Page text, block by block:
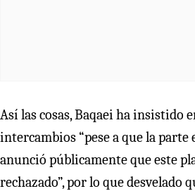
Así las cosas, Baqaei ha insistido
intercambios “pese a que la parte
anunció públicamente que este
rechazado”, por lo que desvelado